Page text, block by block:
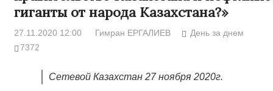
гиганты от народа Казахстана?»
27.11.2020 12:00 Гимран ЕРГАЛИЕВ
День за днем
7372
Сетевой Казахстан 27 ноября 2020г.